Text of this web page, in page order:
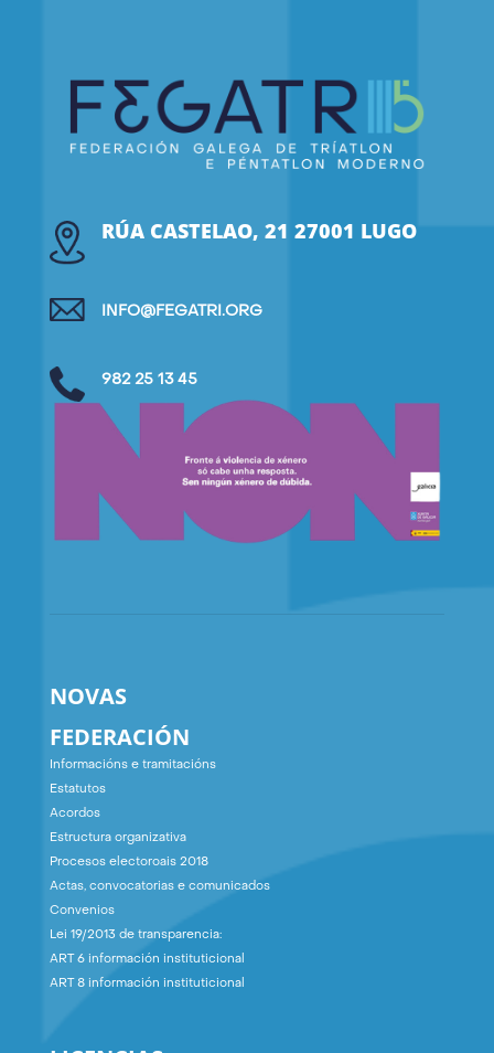
RÚA CASTELAO, 21 27001 LUGO
INFO@FEGATRI.ORG
982 25 13 45
NOVAS
FEDERACIÓN
Informacións e tramitacións
Estatutos
Acordos
Estructura organizativa
Procesos electoroais 2018
Actas, convocatorias e comunicados
Convenios
Lei 19/2013 de transparencia:
ART 6 información instituticional
ART 8 información instituticional